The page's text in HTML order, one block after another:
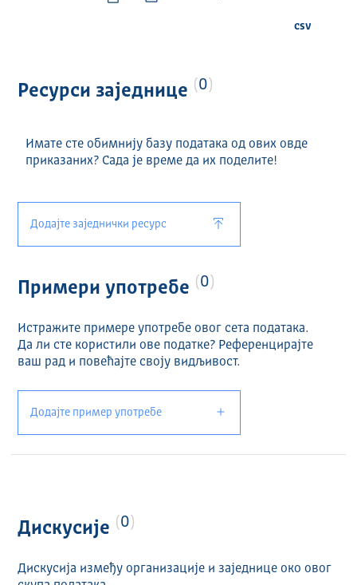
csv
Ресурси заједнице 0
Имате сте обимнију базу података од ових овде
приказаних? Сада је време да их поделите!
Додајте заједнички ресурс
Примери употребе 0
Истражите примере употребе овог сета података.
Да ли сте користили ове податке? Референцирајте
ваш рад и повећајте своју видљивост.
Додајте пример употребе
Дискусије 0
Дискусија између организације и заједнице око овог